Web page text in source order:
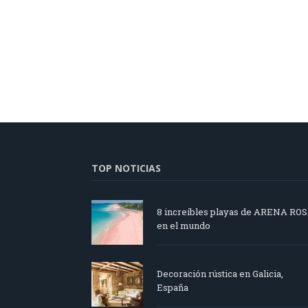
TOP NOTICIAS
8 increíbles playas de ARENA
en el mundo
Decoración rústica en Galicia,
España